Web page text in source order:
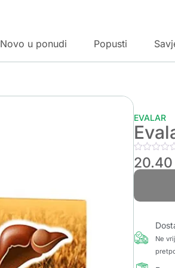
Novo u ponudi Popusti
EVALAR
20.40
Ne